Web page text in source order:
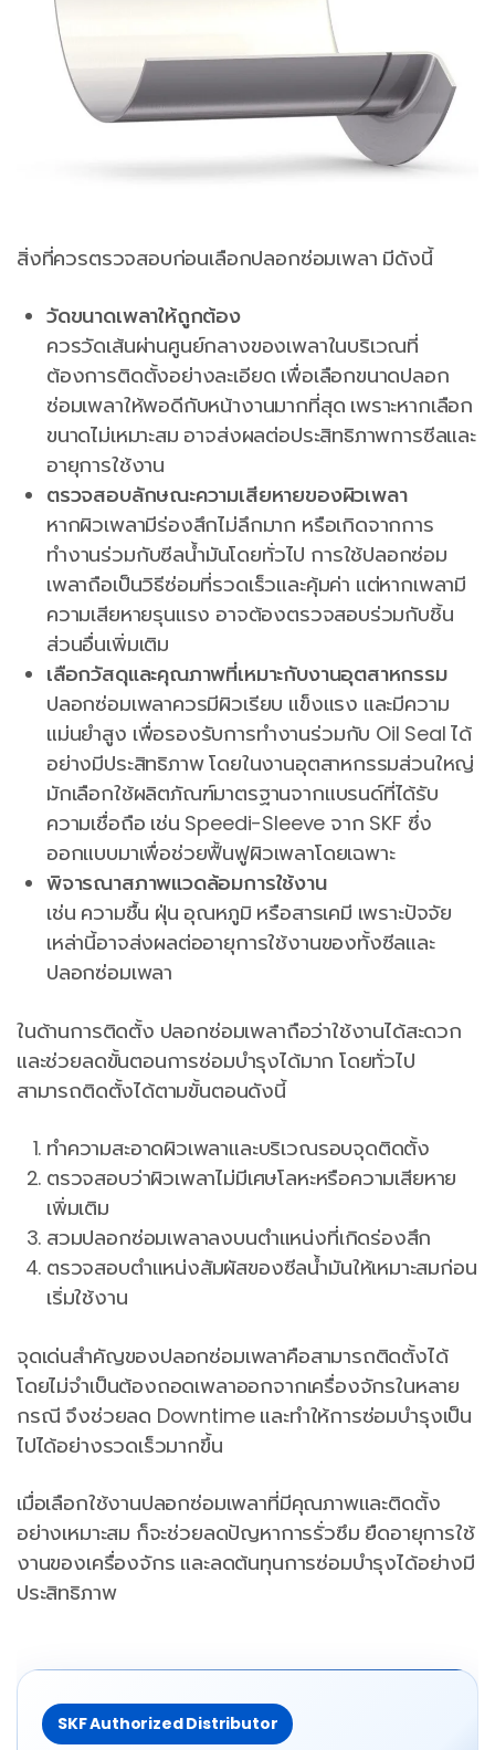
สิ่งที่ควรตรวจสอบก่อนเลือกปลอกซ่อมเพลา มีดังนี้
วัดขนาดเพลาให้ถูกต้อง
ควรวัดเส้นผ่านศูนย์กลางของเพลาในบริเวณที่
ต้องการติดตั้งอย่างละเอียด เพื่อเลือกขนาดปลอก
ซ่อมเพลาให้พอดีกับหน้างานมากที่สุด เพราะหากเลือก
ขนาดไม่เหมาะสม อาจส่งผลต่อประสิทธิภาพการซีลและ
อายุการใช้งาน
ตรวจสอบลักษณะความเสียหายของผิวเพลา
หากผิวเพลามีร่องสึกไม่ลึกมาก หรือเกิดจากการ
ทำงานร่วมกับซีลน้ำมันโดยทั่วไป การใช้ปลอกซ่อม
เพลาถือเป็นวิธีซ่อมที่รวดเร็วและคุ้มค่า แต่หากเพลามี
ความเสียหายรุนแรง อาจต้องตรวจสอบร่วมกับชิ้น
ส่วนอื่นเพิ่มเติม
เลือกวัสดุและคุณภาพที่เหมาะกับงานอุตสาหกรรม
ปลอกซ่อมเพลาควรมีผิวเรียบ แข็งแรง และมีความ
แม่นยำสูง เพื่อรองรับการทำงานร่วมกับ Oil Seal ได้
อย่างมีประสิทธิภาพ โดยในงานอุตสาหกรรมส่วนใหญ่
มักเลือกใช้ผลิตภัณฑ์มาตรฐานจากแบรนด์ที่ได้รับ
ความเชื่อถือ เช่น Speedi-Sleeve จาก SKF ซึ่ง
ออกแบบมาเพื่อช่วยฟื้นฟูผิวเพลาโดยเฉพาะ
พิจารณาสภาพแวดล้อมการใช้งาน
เช่น ความชื้น ฝุ่น อุณหภูมิ หรือสารเคมี เพราะปัจจัย
เหล่านี้อาจส่งผลต่ออายุการใช้งานของทั้งซีลและ
ปลอกซ่อมเพลา
ในด้านการติดตั้ง ปลอกซ่อมเพลาถือว่าใช้งานได้สะดวก
และช่วยลดขั้นตอนการซ่อมบำรุงได้มาก โดยทั่วไป
สามารถติดตั้งได้ตามขั้นตอนดังนี้
ทำความสะอาดผิวเพลาและบริเวณรอบจุดติดตั้ง
ตรวจสอบว่าผิวเพลาไม่มีเศษโลหะหรือความเสียหาย
เพิ่มเติม
สวมปลอกซ่อมเพลาลงบนตำแหน่งที่เกิดร่องสึก
ตรวจสอบตำแหน่งสัมผัสของซีลน้ำมันให้เหมาะสมก่อน
เริ่มใช้งาน
จุดเด่นสำคัญของปลอกซ่อมเพลาคือสามารถติดตั้งได้
โดยไม่จำเป็นต้องถอดเพลาออกจากเครื่องจักรในหลาย
กรณี จึงช่วยลด Downtime และทำให้การซ่อมบำรุงเป็น
ไปได้อย่างรวดเร็วมากขึ้น
เมื่อเลือกใช้งานปลอกซ่อมเพลาที่มีคุณภาพและติดตั้ง
อย่างเหมาะสม ก็จะช่วยลดปัญหาการรั่วซึม ยืดอายุการใช้
งานของเครื่องจักร และลดต้นทุนการซ่อมบำรุงได้อย่างมี
ประสิทธิภาพ
SKF Authorized Distributor